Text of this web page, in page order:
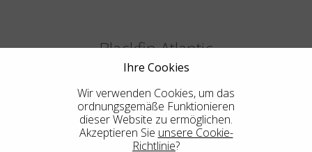
Blackfin Atlantic
Design in seiner reinsten Form, die integrierte Mechanik in ihrer
Ihre Cookies
Wir verwenden Cookies, um das
ordnungsgemäße Funktionieren
dieser Website zu ermöglichen.
Akzeptieren Sie unsere Cookie-
Richtlinie?